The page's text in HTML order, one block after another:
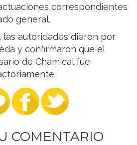
correspondientes
general.
las autoridades dieron por
y confirmaron que el
de Chamical fue
COMENTARIO